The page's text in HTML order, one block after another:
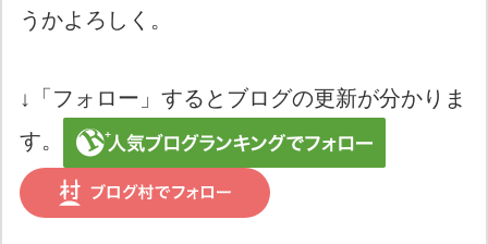
うかよろしく。
↓「フォロー」するとブログの更新が分かりま
す。